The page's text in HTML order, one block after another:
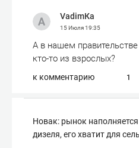
VadimКа
15 Июля19:35
А в нашем
кто-то из взрослых?
к комментарию 1
Новак: рынок
дизеля, его хватит для